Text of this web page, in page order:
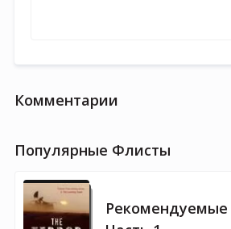
Комментарии
Популярные Флисты
Рекомендуемые